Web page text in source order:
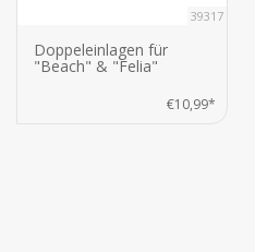
39317
Doppeleinlagen für
"Beach" & "Felia"
€10,99*